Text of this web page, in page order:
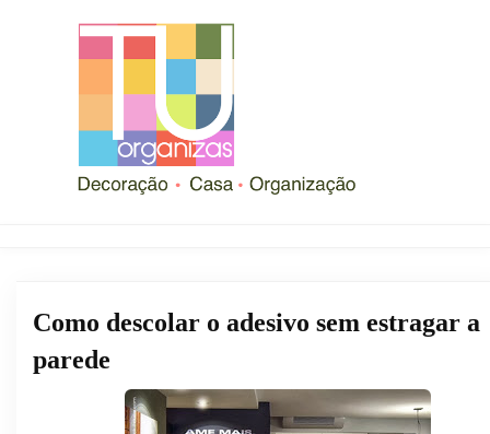
Como descolar o adesivo sem estragar a
parede